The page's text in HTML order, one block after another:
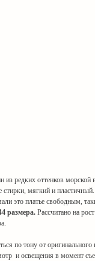
редких оттенков морской
мягкий и
это платье свободным,
размера. Рассчитано на
по тону от оригинального
и освещения в момент